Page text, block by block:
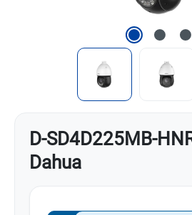
D-SD4D225MB-
Dahua